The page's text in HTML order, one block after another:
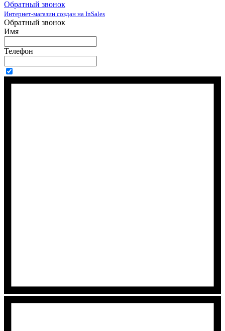
Обратный звонок
Интернет-магазин создан на InSales
Обратный звонок
Имя
Телефон